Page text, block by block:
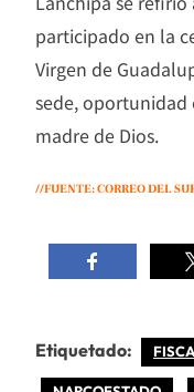
participado en la
Virgen de
sede, oportunidad
madre de Dios.
//FUENTE: CORREO DEL
Etiquetado: